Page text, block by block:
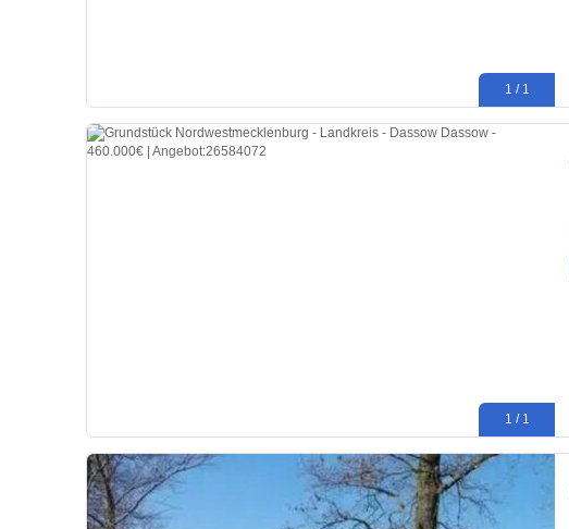
1 / 1
1 / 1